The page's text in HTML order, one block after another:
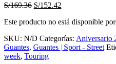
S/169.36 El
original
S/169.36.
S/152.42
actual
S/152.42.
Este producto no está disponible
SKU: N/D Categorías: Aniversario
Guantes, Guantes | Sport - Street
week, Touring